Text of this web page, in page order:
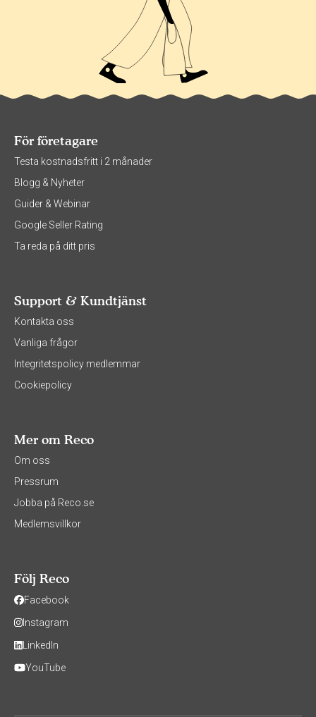
För företagare
Testa kostnadsfritt i 2 månader
Blogg & Nyheter
Guider & Webinar
Google Seller Rating
Ta reda på ditt pris
Support & Kundtjänst
Kontakta oss
Vanliga frågor
Integritetspolicy medlemmar
Cookiepolicy
Mer om Reco
Om oss
Pressrum
Jobba på Reco.se
Medlemsvillkor
Följ Reco
Facebook
Instagram
LinkedIn
YouTube